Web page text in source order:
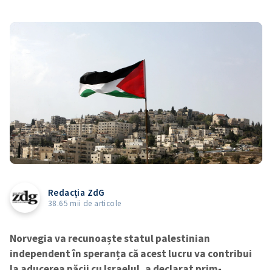
Redacția ZdG
38.65 mii de articole
Norvegia va recunoaște statul palestinian
independent în speranța că acest lucru va contribui